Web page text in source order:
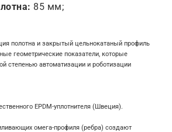
85 мм;
полотна и закрытый цельнокатаный профиль
геометрические показатели, которые
степенью автоматизации и роботизации
EPDM-уплотнителя (Швеция).
омега-профиля (ребра) создают